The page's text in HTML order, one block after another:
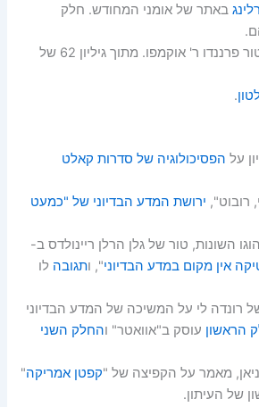
באתר של אומני המחודש. חלק
/ ויקטור פרננדו ר' אוקמפו. מתוך גיליון 62 של
.
על הפסיכולוגיה של סדרות קאלט
רובוט", ירושת המדע הבדיוני של "כמעט
השונות, טור של גלן הרלן ריינולדס ב-
אין מקום במדע הבדיוני", ותגובה לו
רונדה לי על המשיכה של המדע הבדיוני
הראשון עוסק ב"אוואטר" והחלק השני
מאמר על הקפיצה של "קפטן אמריקה"
של העיתון.